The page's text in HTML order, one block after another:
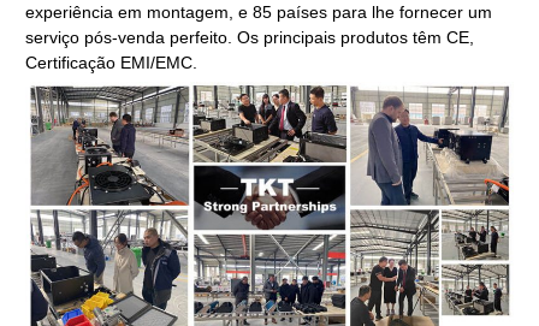
experiência em montagem, e 85 países para lhe fornecer um
serviço pós-venda perfeito. Os principais produtos têm CE,
Certificação EMI/EMC.